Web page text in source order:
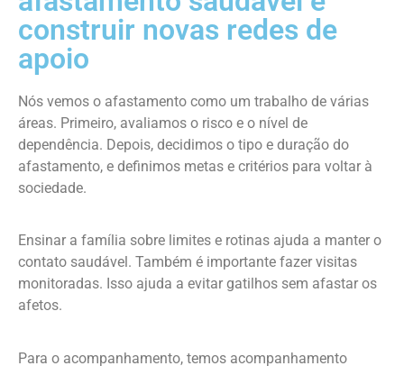
construir novas redes de
apoio
Nós vemos o afastamento como um trabalho de várias
áreas. Primeiro, avaliamos o risco e o nível de
dependência. Depois, decidimos o tipo e duração do
afastamento, e definimos metas e critérios para voltar à
sociedade.
Ensinar a família sobre limites e rotinas ajuda a manter o
contato saudável. Também é importante fazer visitas
monitoradas. Isso ajuda a evitar gatilhos sem afastar os
afetos.
Para o acompanhamento, temos acompanhamento